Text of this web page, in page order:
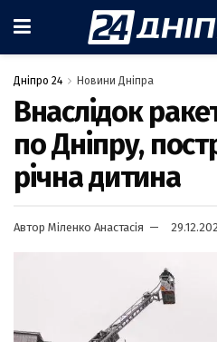
Дніпро 24 Новини Дніпра
Внаслідок
по Дніпру,
річна дитина
Автор Міленко Анастасія